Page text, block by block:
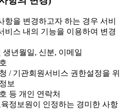
항을 변경하고자 하는 경우 서비
비스 내의 기능을 이용하여 변경
년월일, 신분, 이메일
/ 기관회원서비스 권한설정을 위
보
등 개인 연락처
정보원이 인정하는 경미한 사항